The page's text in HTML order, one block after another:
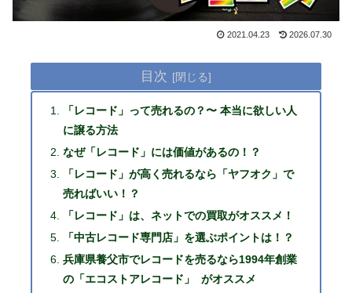
2021.04.23 2026.07.30
目次
「レコード」って売れるの？〜 本当に欲しい人
に譲る方法
なぜ「レコード」には価値があるの！？
「レコード」が高く売れるなら「ヤフオク」で
売ればいい！？
「レコード」は、ネットでの買取がオススメ！
「中古レコード専門店」を選ぶポイントは！？
兵庫県養父市でレコードを売るなら1994年創業
の「エコストアレコード」 がオススメ